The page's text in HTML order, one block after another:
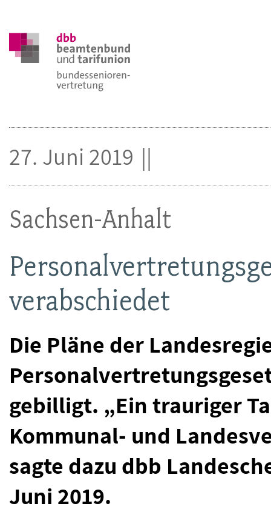
Sachsen-Anhalt
verabschiedet
Die Pläne der
gebilligt. „Ein trauriger
Kommunal- und
sagte dazu dbb
Juni 2019.
27. Juni 2019